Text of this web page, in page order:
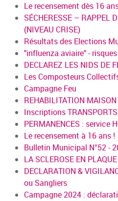
Le recensement dès 16
SÉCHERESSE – RAPPEL
(NIVEAU CRISE)
Résultats des Elections
"influenza aviaire" -
DECLAREZ LES NIDS DE
Les Composteurs
Campagne Feu
REHABILITATION
Inscriptions TRANSPORTS
PERMANENCES : service
Le recensement à 16 ans !
Bulletin Municipal N°52 -
LA SCLEROSE EN PLAQUE
DECLARATION &
ou Sangliers
Campagne 2024 :